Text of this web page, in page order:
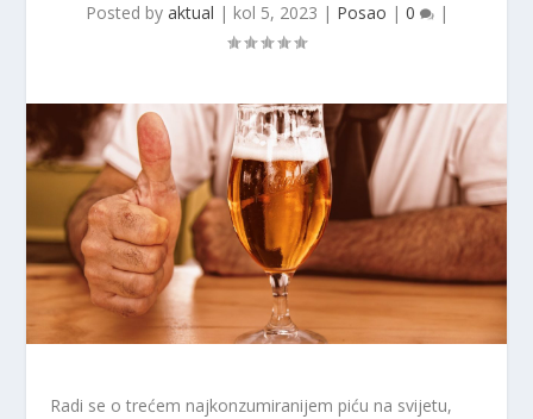
Posted by aktual | kol 5, 2023 | Posao | 0 |
Radi se o trećem najkonzumiranijem piću na svijetu,